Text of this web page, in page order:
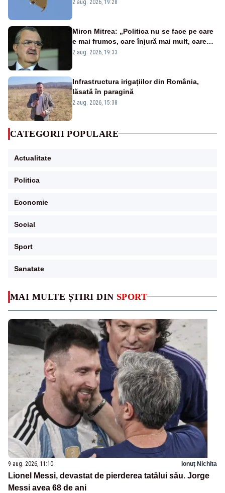
MAI MULTE ȘTIRI DIN SPORT
9 aug. 2026, 11:10 Ionuț Nichita
Lionel Messi, devastat de pierderea tatălui său. Jorge
Messi avea 68 de ani
2 aug. 2026, 19:28
Miron Mitrea: „Politica nu se face pe care
e mai frumos, care înjură mai mult, care
țipă mai tare, ci pe proiecte”
2 aug. 2026, 19:33
Infrastructura irigațiilor din România,
lăsată în paragină
2 aug. 2026, 15:38
CATEGORII POPULARE
Actualitate
Politica
Economie
Social
Sport
Sanatate